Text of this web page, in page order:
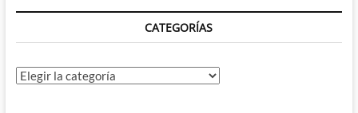
CATEGORÍAS
Categorías